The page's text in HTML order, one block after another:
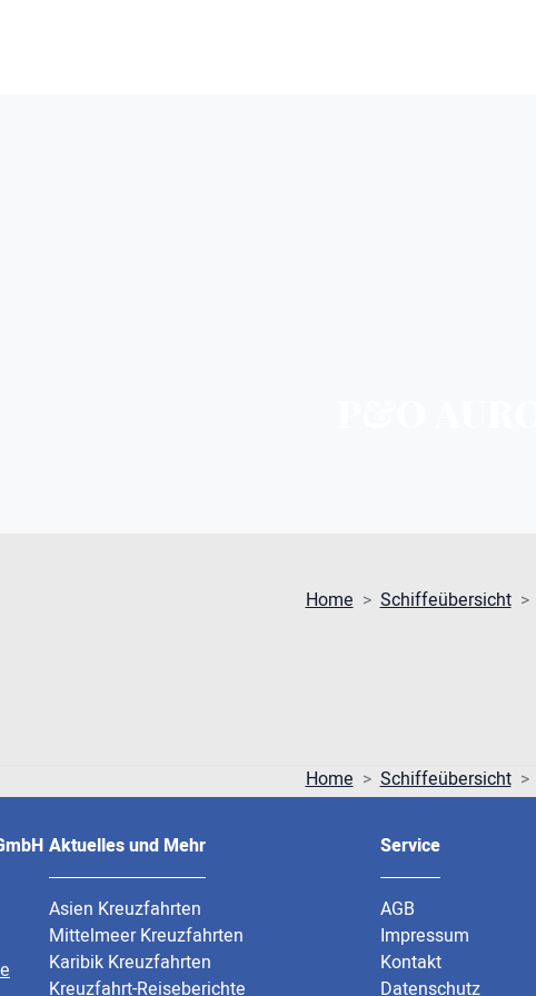
Home Schiffeübersicht
Home Schiffeübersicht
Aktuelles und Mehr
Asien Kreuzfahrten
Mittelmeer Kreuzfahrten
Karibik Kreuzfahrten
Kreuzfahrt-Reiseberichte
Service
AGB
Impressum
Kontakt
Datenschutz